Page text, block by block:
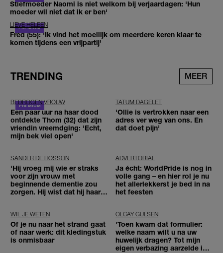
Stiefmoeder Naomi is niet welkom bij verjaardagen: 'Hun
moeder wil niet dat ik er ben'
LIEVE HELEEN
Fred (55): 'Ik vind het moeilijk om meerdere keren klaar te
komen tijdens een vrijpartij'
TRENDING MEER
BEDROGEN VROUW
Een paar uur na haar dood
ontdekte Thom (32) dat zijn
vriendin vreemdging: 'Echt,
mijn bek viel open'
TATUM DAGELET
'Ollie is vertrokken naar een
adres ver weg van ons. En
dat doet pijn’
SANDER DE HOSSON
'Hij vroeg mij wie er straks
voor zijn vrouw met
beginnende dementie zou
zorgen. Hij wist dat hij haar
ADVERTORIAL
Ja écht: WorldPride is nog in
volle gang – en hier rol je nu
het allerlekkerst je bed in na
het feesten
WIL JE WETEN
Of je nu naar het strand gaat
of naar werk: dit kledingstuk
is onmisbaar
OLCAY GULSEN
'Toen kwam dat formulier:
welke naam wilt u na uw
huwelijk dragen? Tot mijn
eigen verbazing aarzelde ik